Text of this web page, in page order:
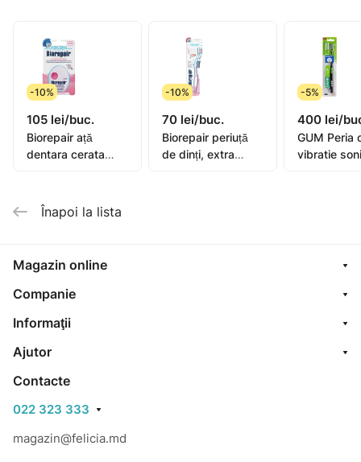
-10%
105 lei/buc.
Biorepair ață
dentara cerata
-10%
70 lei/buc.
Biorepair periuță
de dinți, extra
-5%
400 lei/
GUM Peria
vibratie
Înapoi la lista
Magazin online
Companie
Informaţii
Ajutor
Contacte
022 323 333
magazin@felicia.md